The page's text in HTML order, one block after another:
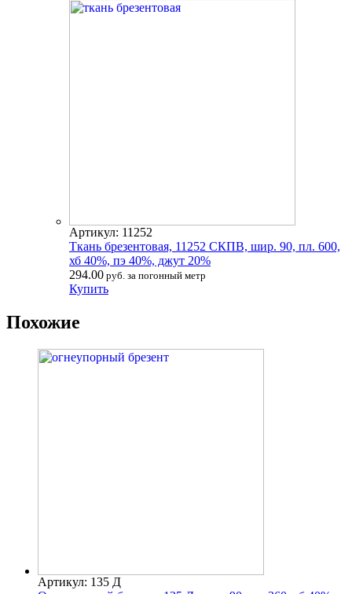
Артикул: 11252
Ткань брезентовая, 11252 СКПВ, шир. 90, пл. 600,
хб 40%, пэ 40%, джут 20%
294.00 руб. за погонный метр
Купить
Похожие
Артикул: 135 Д